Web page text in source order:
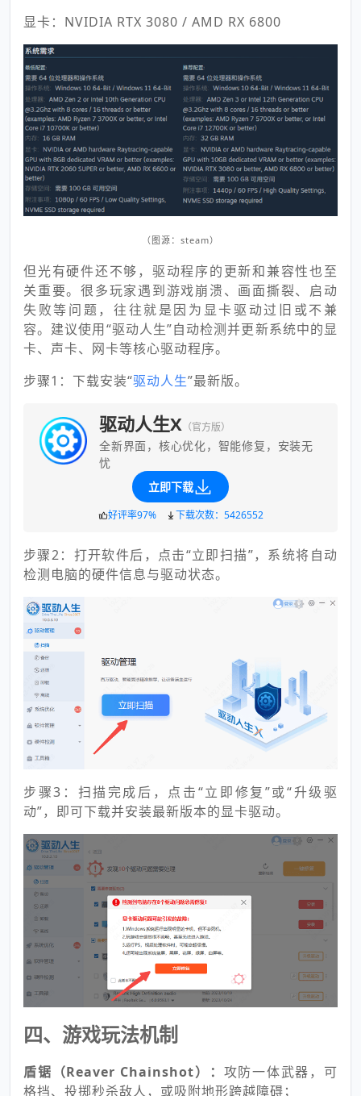
显卡：NVIDIA RTX 3080 / AMD RX 6800
（图源：steam）
但光有硬件还不够，驱动程序的更新和兼容性也至
关重要。很多玩家遇到游戏崩溃、画面撕裂、启动
失败等问题，往往就是因为显卡驱动过旧或不兼
容。建议使用“驱动人生”自动检测并更新系统中的显
卡、声卡、网卡等核心驱动程序。
步骤1：下载安装“驱动人生”最新版。
驱动人生X （官方版）
全新界面，核心优化，智能修复，安装无
忧
立即下载
好评率97% 下载次数：5426552
步骤2：打开软件后，点击“立即扫描”，系统将自动
检测电脑的硬件信息与驱动状态。
步骤3：扫描完成后，点击“立即修复”或“升级驱
动”，即可下载并安装最新版本的显卡驱动。
四、游戏玩法机制
盾锯（Reaver Chainshot）： 攻防一体武器，可
格挡、投掷秒杀敌人，或吸附地形跨越障碍；